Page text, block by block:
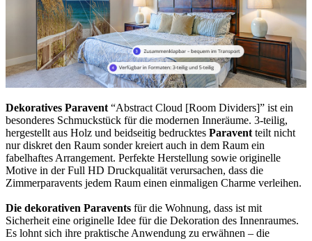
Dekoratives Paravent “Abstract Cloud [Room Dividers]” ist ein
besonderes Schmuckstück für die modernen Inneräume. 3-teilig,
hergestellt aus Holz und beidseitig bedrucktes Paravent teilt nicht
nur diskret den Raum sonder kreiert auch in dem Raum ein
fabelhaftes Arrangement. Perfekte Herstellung sowie originelle
Motive in der Full HD Druckqualität verursachen, dass die
Zimmerparavents jedem Raum einen einmaligen Charme verleihen.
Die dekorativen Paravents für die Wohnung, dass ist mit
Sicherheit eine originelle Idee für die Dekoration des Innenraumes.
Es lohnt sich ihre praktische Anwendung zu erwähnen – die